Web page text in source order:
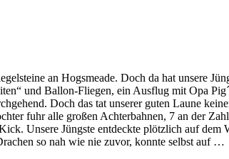
an Hogsmeade. Doch da hat unsere
und Ballon-Fliegen, ein Ausflug mit Opa
Doch das tat unserer guten Laune
fuhr alle großen Achterbahnen, 7 an der
Unsere Jüngste entdeckte plötzlich auf dem
so nah wie nie zuvor, konnte selbst auf …